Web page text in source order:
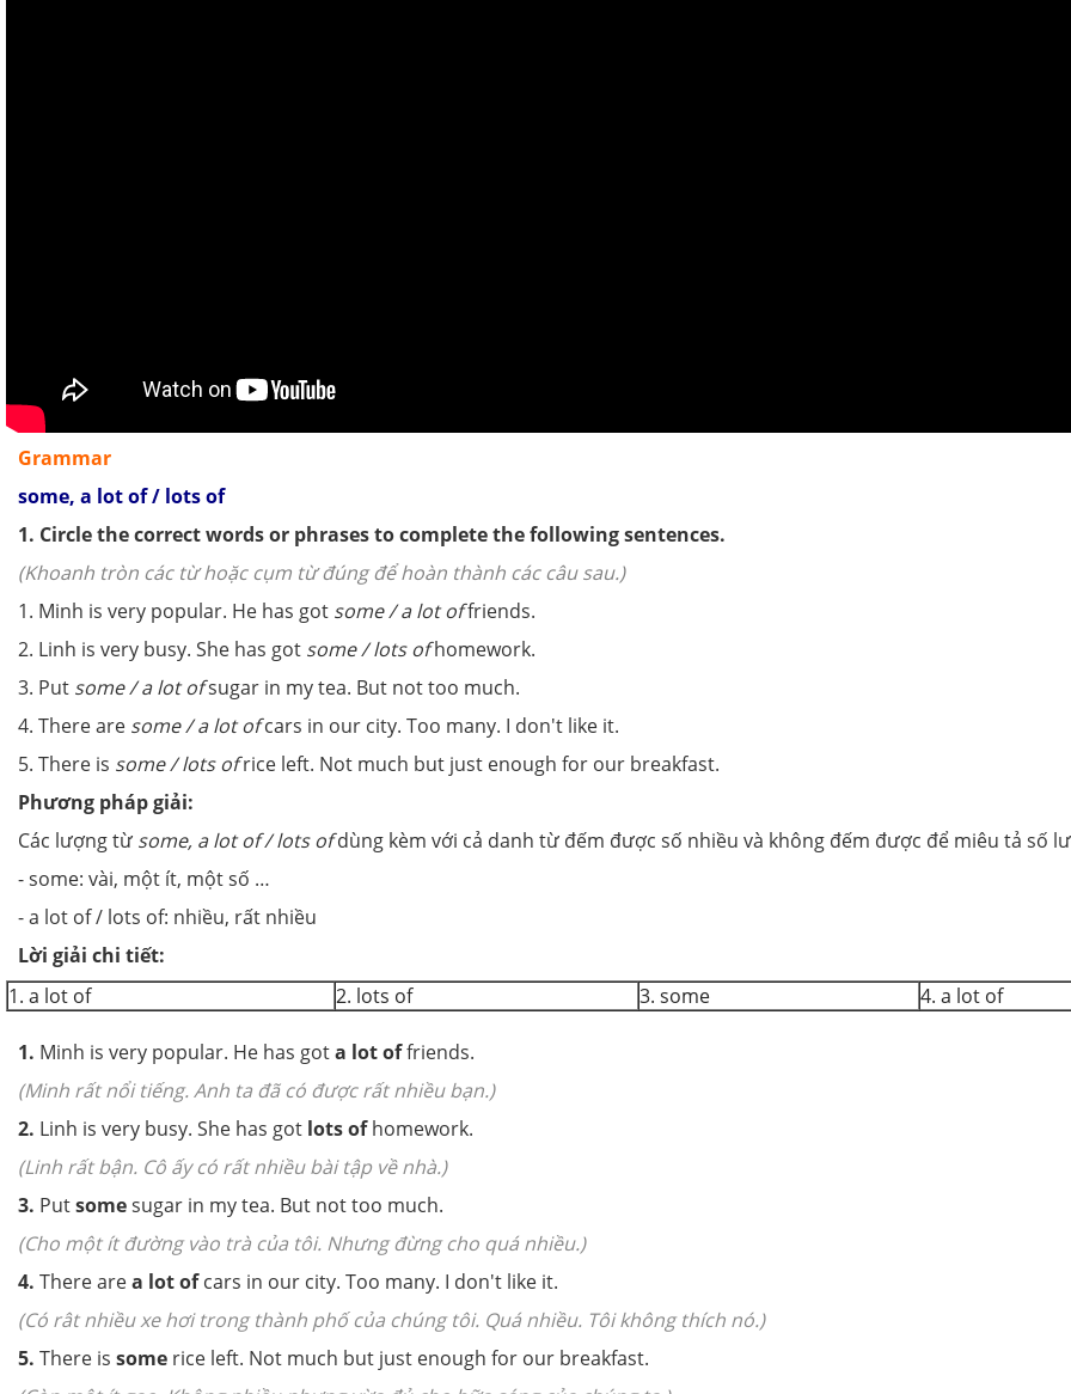
Grammar
some, a lot of / lots of
1. Circle the correct words or phrases to complete the following sentences.
(Khoanh tròn các từ hoặc cụm từ đúng để hoàn thành các câu sau.)
1. Minh is very popular. He has got some / a lot offriends.
2. Linh is very busy. She has got some / lots ofhomework.
3. Put some / a lot ofsugar in my tea. But not too much.
4. There are some / a lot ofcars in our city. Too many. I don't like it.
5. There is some / lots ofrice left. Not much but just enough for our breakfast.
Phương pháp giải:
Các lượng từ some, a lot of / lots ofdùng kèm với cả danh từ đếm được số nhiều và không đếm được để miêu tả số
- some: vài, một ít, một số …
- a lot of / lots of: nhiều, rất nhiều
Lời giải chi tiết:
1. a lot of
2. lots of 3. some 4. a lot of
1. Minh is very popular. He has gota lot offriends.
(Minh rất nổi tiếng. Anh ta đã có được rất nhiều bạn.)
2. Linh is very busy. She has got lots ofhomework.
(Linh rất bận. Cô ấy có rất nhiều bài tập về nhà.)
3. Putsomesugar in my tea. But not too much.
(Cho một ít đường vào trà của tôi. Nhưng đừng cho quá nhiều.)
4. There area lot ofcars in our city. Too many. I don't like it.
(Có rât nhiều xe hơi trong thành phố của chúng tôi. Quá nhiều. Tôi không thích nó.)
5. There is some rice left. Not much but just enough for our breakfast.